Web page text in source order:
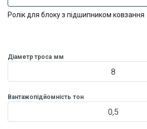
Ролік для блоку з підшипником ковзання
Діаметр троса мм
8
Вантажопідйомність тон
0,5